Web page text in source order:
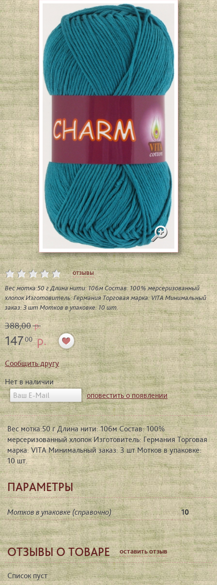
отзывы
Вес мотка:50 г Длина нити: 106м Состав: 100% мерсеризованный
хлопок Изготовитель: Германия Торговая марка: VITA Минимальный
заказ: 3 шт Мотков в упаковке: 10 шт.
388,00р.
14700р.
Сообщить другу
Нет в наличии
оповестить о появлении
Вес мотка:50 г Длина нити: 106м Состав: 100%
мерсеризованный хлопок Изготовитель: Германия Торговая
марка: VITA Минимальный заказ: 3 шт Мотков в упаковке:
10 шт.
ПАРАМЕТРЫ
Мотков в упаковке (справочно) 10
ОТЗЫВЫ О ТОВАРЕ оставить отзыв
Список пуст